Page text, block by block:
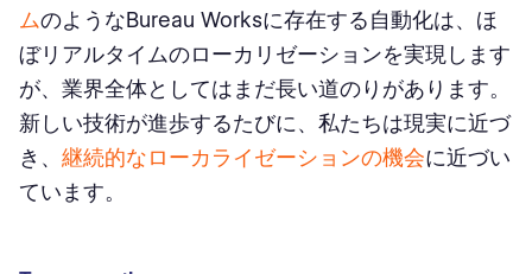
ムのようなBureau Worksに存在する自動化は、ほ
ぼリアルタイムのローカリゼーションを実現します
が、業界全体としてはまだ長い道のりがあります。
新しい技術が進歩するたびに、私たちは現実に近づ
き、 継続的なローカライゼーションの機会に近づい
ています。